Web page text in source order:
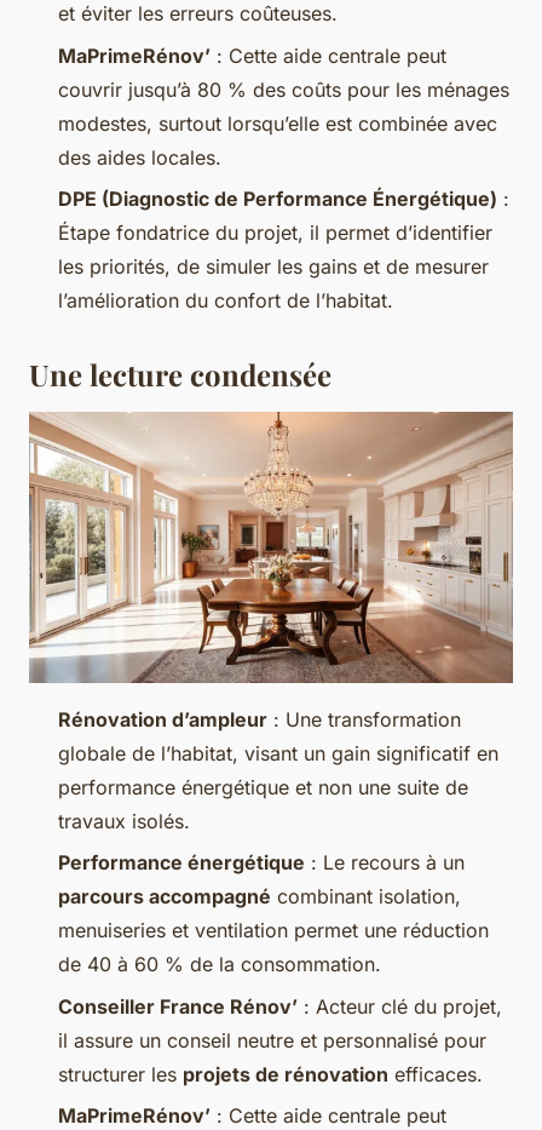
et éviter les erreurs coûteuses.
MaPrimeRénov’ : Cette aide centrale peut
couvrir jusqu’à 80 % des coûts pour les ménages
modestes, surtout lorsqu’elle est combinée avec
des aides locales.
DPE (Diagnostic de Performance Énergétique) :
Étape fondatrice du projet, il permet d’identifier
les priorités, de simuler les gains et de mesurer
l’amélioration du confort de l’habitat.
Une lecture condensée
Rénovation d’ampleur : Une transformation
globale de l’habitat, visant un gain significatif en
performance énergétique et non une suite de
travaux isolés.
Performance énergétique : Le recours à un
parcours accompagné combinant isolation,
menuiseries et ventilation permet une réduction
de 40 à 60 % de la consommation.
Conseiller France Rénov’ : Acteur clé du projet,
il assure un conseil neutre et personnalisé pour
structurer les projets de rénovation efficaces.
MaPrimeRénov’ : Cette aide centrale peut